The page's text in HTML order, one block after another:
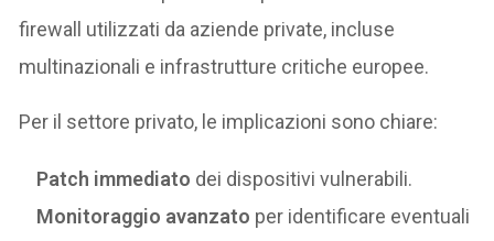
firewall utilizzati da aziende private, incluse
multinazionali e infrastrutture critiche europee.
Per il settore privato, le implicazioni sono chiare:
Patch immediato dei dispositivi vulnerabili.
Monitoraggio avanzato per identificare eventuali